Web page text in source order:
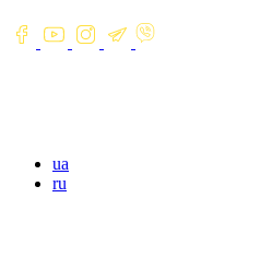
ua
ru